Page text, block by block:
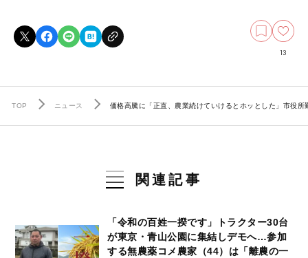
13
TOP ニュース 価格高騰に「正直、農業続けていけるとホッとした」市役
関連記事
「令和の百姓一揆です」トラクター30台
が東京・青山公園に集結しデモへ…参加
する無農薬コメ農家（44）は「離農の一